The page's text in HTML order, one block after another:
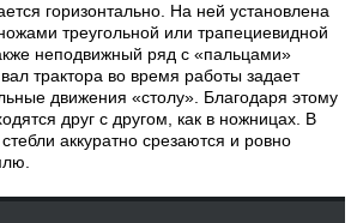
горизонтально. На ней установлена
треугольной или трапециевидной
неподвижный ряд с «пальцами»
трактора во время работы задает
движения «столу». Благодаря этому
друг с другом, как в ножницах. В
аккуратно срезаются и ровно